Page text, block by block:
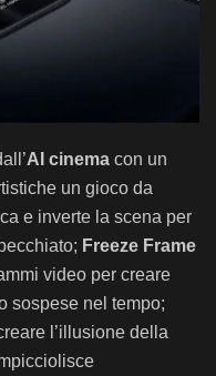
AI cinema con un
un gioco da
e inverte la scena per
Freeze Frame
video per creare
sospese nel tempo;
l’illusione della